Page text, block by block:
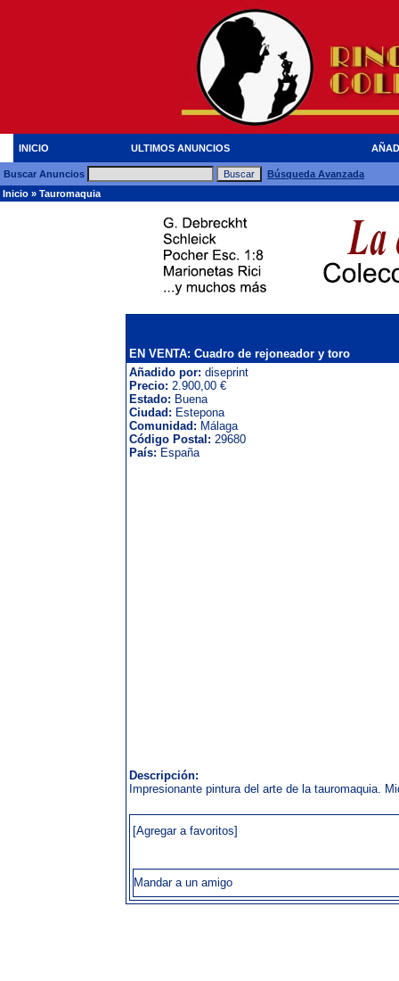
INICIO ULTIMOS ANUNCIOS
Buscar Anuncios
Búsqueda Avanzada
Inicio » Tauromaquia
EN VENTA: Cuadro de rejoneador y toro
Añadido por: diseprint
Precio: 2.900,00 €
Estado: Buena
Ciudad: Estepona
Comunidad: Málaga
Código Postal: 29680
País: España
Descripción:
Impresionante pintura del arte de la tauromaquia.
[Agregar a favoritos]
Mandar a un amigo